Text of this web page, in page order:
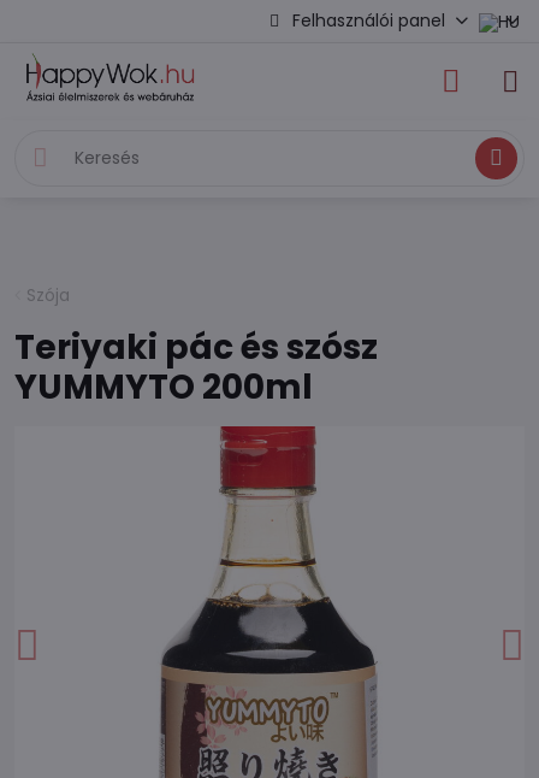
Felhasználói panel
Keresés
Szója
Teriyaki pác és szósz
YUMMYTO 200ml